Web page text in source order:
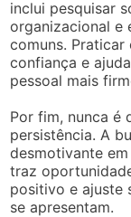
inclui pesquisar
organizacional e
comuns. Praticar
confiança e
pessoal mais
Por fim, nunca é
persistência. A
desmotivante em
traz
positivo e ajuste
se apresentam.